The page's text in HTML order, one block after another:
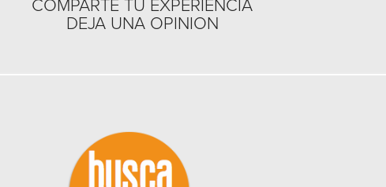
COMPARTE TU EXPERIENCIA
DEJA UNA OPINION